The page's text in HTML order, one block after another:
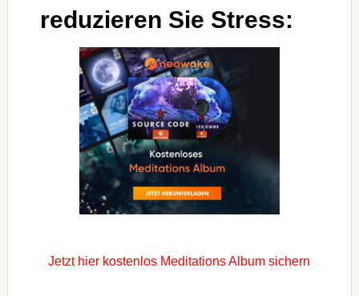
reduzieren Sie Stress:
Jetzt hier kostenlos Meditations Album sichern